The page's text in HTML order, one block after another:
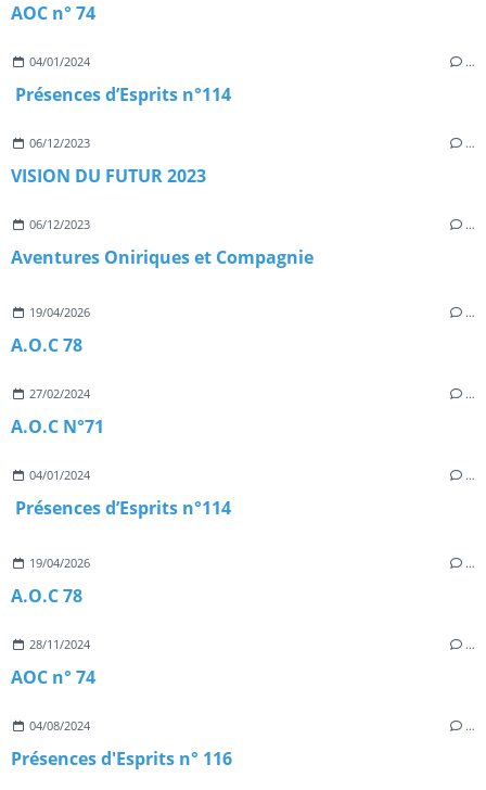
AOC n° 74
04/01/2024 …
Présences d’Esprits n°114
06/12/2023 …
VISION DU FUTUR 2023
06/12/2023 …
Aventures Oniriques et Compagnie
19/04/2026 …
A.O.C 78
27/02/2024 …
A.O.C N°71
04/01/2024 …
Présences d’Esprits n°114
19/04/2026 …
A.O.C 78
28/11/2024 …
AOC n° 74
04/08/2024 …
Présences d'Esprits n° 116